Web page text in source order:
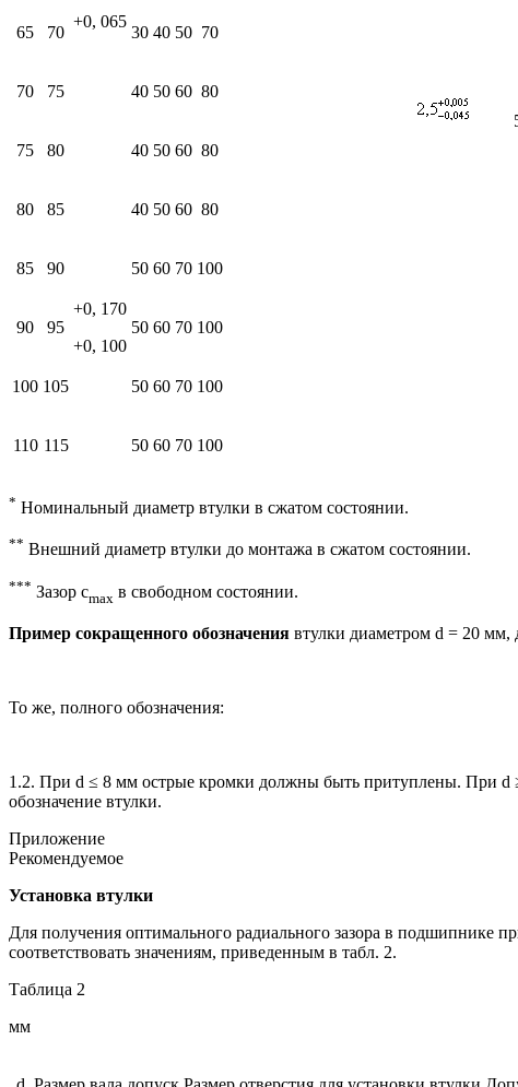
+0, 065
65 70 30 40 50 70
70 75 40 50 60 80
75 80 40 50 60 80
80 85
+0, 170
+0, 100
40 50 60 80
85 90 50 60 70 100
90 95 50 60 70 100
100 105 50 60 70 100
110 115 50 60 70 100
* Номинальный диаметр втулки в сжатом состоянии.
** Внешний диаметр втулки до монтажа в сжатом состоянии.
*** Зазор cmax в свободном состоянии.
Пример сокращенного обозначения втулки диаметром d = 20
То же, полного обозначения:
1.2. При d ≤ 8 мм острые кромки должны быть притуплены. При d
обозначение втулки.
Приложение
Рекомендуемое
Установка втулки
Для получения оптимального радиального зазора в подшипнике
соответствовать значениям, приведенным в табл. 2.
Таблица 2
мм